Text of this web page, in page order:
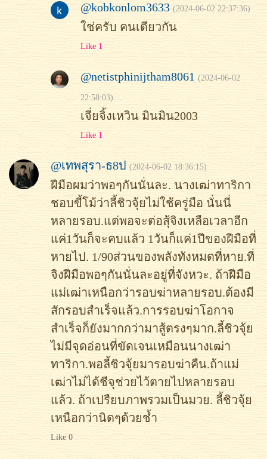
@kobkonlom3633 (2024-06-02 22:37:36)
ใช่ครับ คนเดียวกัน
Like 1
@netistphinijtham8061 (2024-06-02
22:58:03)
เจี่ยจิ้งเหวิน มินมิน2003
Like 1
@เทพสุรา-ธ8ป (2024-06-02 18:36:15)
ฝีมือผมว่าพอๆกันนั่นละ. นางเฒ่าทาริกา
ชอบขี้โม้ว่าลี้ชิวจุ้ยไม่ใช้ครู่มือ นั่นนี่
หลายรอบ.แต่พอจะต่อสุ้จิงเหลือเวลาอีก
แค่1วันก็จะคบแล้ว 1วันก็แค่1ปีของฝีมือที่
หายไป. 1/90ส่วนของพลังทังหมดที่หาย.ที่
จิงฝีมือพอๆกันนั่นละอยู่ที่จังหวะ. ถ้าฝีมือ
แม่เฒ่าเหนือกว่ารอบฆ่าหลายรอบ.ต้องมี
สักรอบสำเร็จแล้ว.การรอบฆ่าโอกาจ
สำเร็จก็ยังมากกว่ามาสู้ตรงๆมาก.ลี้ชิวจุ้ย
ไม่มีจุดอ่อนที่ขัดเจนเหมือนนางเฒ่า
ทาริกา.พอลี้ชิวจุ้ยมารอบฆ่าคืน.ถ้าแม่
เฒ่าไม่ได้ชีจุช่วยไว้ตายไปหลายรอบ
แล้ว. ถ้าเปรืยบภาพรวมเป็นมวย. ลี้ชิวจุ้ย
เหนือกว่านิดๆด้วยช้ำ
Like 0